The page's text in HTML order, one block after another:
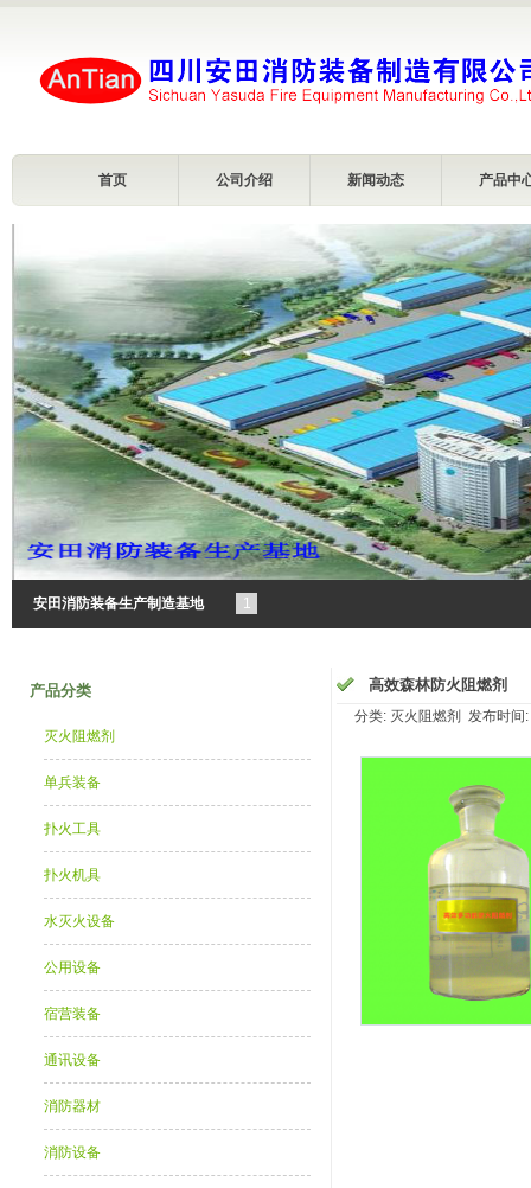
首页 公司介绍 新闻动态 产品中
安田消防装备生产制造基地 1
产品分类
灭火阻燃剂
单兵装备
扑火工具
扑火机具
水灭火设备
公用设备
宿营装备
通讯设备
消防器材
消防设备
高效森林防火阻燃剂
分类: 灭火阻燃剂 发布时